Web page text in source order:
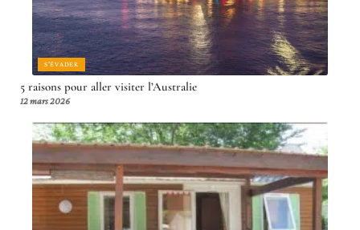
S'ÉVADER
5 raisons pour aller visiter l’Australie
12 mars 2026